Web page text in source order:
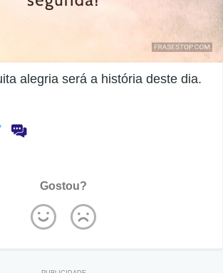
alegria será a história deste dia.
Gostou?